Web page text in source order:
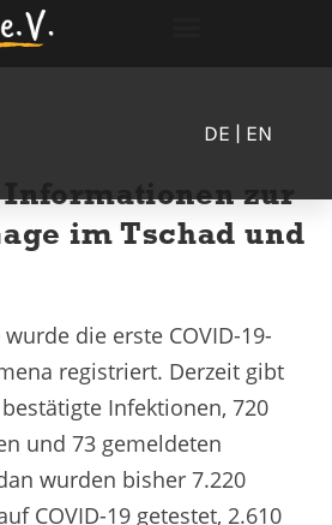
DE | EN
zur
im Tschad und
die erste COVID-19-
registriert. Derzeit gibt
Infektionen, 720
und 73 gemeldeten
wurden bisher 7.220
COVID-19 getestet, 2.610